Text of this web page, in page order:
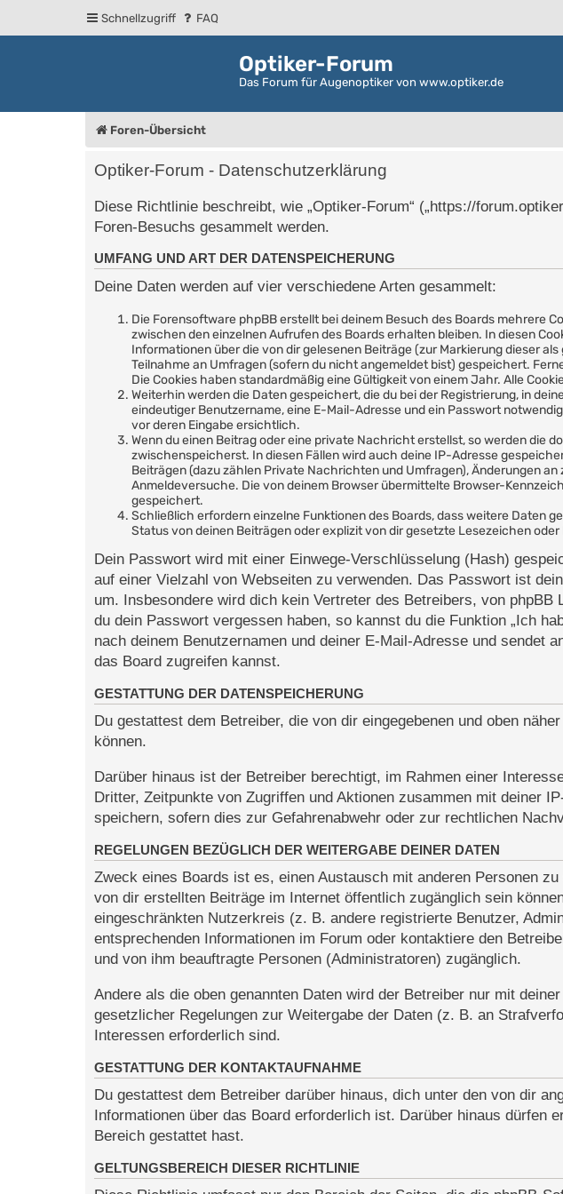
Schnellzugriff FAQ
Optiker-Forum
Das Forum für Augenoptiker von www.optiker.de
Foren-Übersicht
Optiker-Forum - Datenschutzerklärung
Diese Richtlinie beschreibt, wie „Optiker-Forum“ („https://
Foren-Besuchs gesammelt werden.
UMFANG UND ART DER DATENSPEICHERUNG
Deine Daten werden auf vier verschiedene Arten gesammelt:
Die Forensoftware phpBB erstellt bei deinem Besuch des Boards mehrere
zwischen den einzelnen Aufrufen des Boards erhalten bleiben. In diesen
Informationen über die von dir gelesenen Beiträge (zur Markierung dieser
Teilnahme an Umfragen (sofern du nicht angemeldet bist) gespeichert.
Die Cookies haben standardmäßig eine Gültigkeit von einem Jahr. Alle
Weiterhin werden die Daten gespeichert, die du bei der Registrierung, in
eindeutiger Benutzername, eine E-Mail-Adresse und ein Passwort
vor deren Eingabe ersichtlich.
Wenn du einen Beitrag oder eine private Nachricht erstellst, so werden die
zwischenspeicherst. In diesen Fällen wird auch deine IP-Adresse
Beiträgen (dazu zählen Private Nachrichten und Umfragen), Änderungen
Anmeldeversuche. Die von deinem Browser übermittelte Browser-
gespeichert.
Schließlich erfordern einzelne Funktionen des Boards, dass weitere Daten
Status von deinen Beiträgen oder explizit von dir gesetzte Lesezeichen
Dein Passwort wird mit einer Einwege-Verschlüsselung (Hash)
auf einer Vielzahl von Webseiten zu verwenden. Das Passwort ist
um. Insbesondere wird dich kein Vertreter des Betreibers, von
du dein Passwort vergessen haben, so kannst du die Funktion „Ich
nach deinem Benutzernamen und deiner E-Mail-Adresse und sendet
das Board zugreifen kannst.
GESTATTUNG DER DATENSPEICHERUNG
Du gestattest dem Betreiber, die von dir eingegebenen und oben
können.
Darüber hinaus ist der Betreiber berechtigt, im Rahmen einer
Dritter, Zeitpunkte von Zugriffen und Aktionen zusammen mit deiner
speichern, sofern dies zur Gefahrenabwehr oder zur rechtlichen
REGELUNGEN BEZÜGLICH DER WEITERGABE DEINER DATEN
Zweck eines Boards ist es, einen Austausch mit anderen Personen
von dir erstellten Beiträge im Internet öffentlich zugänglich sein
eingeschränkten Nutzerkreis (z. B. andere registrierte Benutzer,
entsprechenden Informationen im Forum oder kontaktiere den
und von ihm beauftragte Personen (Administratoren) zugänglich.
Andere als die oben genannten Daten wird der Betreiber nur mit
gesetzlicher Regelungen zur Weitergabe der Daten (z. B. an
Interessen erforderlich sind.
GESTATTUNG DER KONTAKTAUFNAHME
Du gestattest dem Betreiber darüber hinaus, dich unter den von dir
Informationen über das Board erforderlich ist. Darüber hinaus dürfen
Bereich gestattet hast.
GELTUNGSBEREICH DIESER RICHTLINIE